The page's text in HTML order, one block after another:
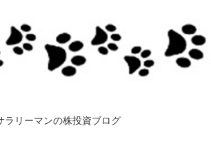
ラリーマンの株投資ブログ